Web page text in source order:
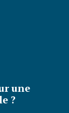
une
?